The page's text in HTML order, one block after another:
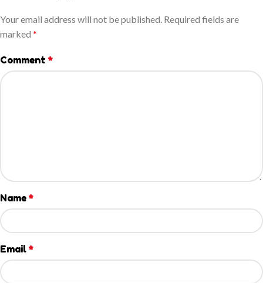
Your email address will not be published. Required fields are
marked *
Comment *
Name *
Email *